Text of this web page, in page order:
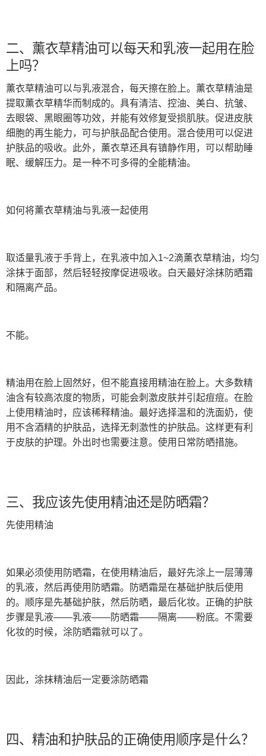
二、薰衣草精油可以每天和乳液一起用在脸
上吗？
薰衣草精油可以与乳液混合，每天擦在脸上。薰衣草精油是
提取薰衣草精华而制成的。具有清洁、控油、美白、抗皱、
去眼袋、黑眼圈等功效，并能有效修复受损肌肤。促进皮肤
细胞的再生能力，可与护肤品配合使用。混合使用可以促进
护肤品的吸收。此外，薰衣草还具有镇静作用，可以帮助睡
眠、缓解压力。是一种不可多得的全能精油。
如何将薰衣草精油与乳液一起使用
取适量乳液于手背上，在乳液中加入1~2滴薰衣草精油，均匀
涂抹于面部，然后轻轻按摩促进吸收。白天最好涂抹防晒霜
和隔离产品。
不能。
精油用在脸上固然好，但不能直接用精油在脸上。大多数精
油含有较高浓度的物质，可能会刺激皮肤并引起痘痘。在脸
上使用精油时，应该稀释精油。最好选择温和的洗面奶，使
用不含酒精的护肤品，选择无刺激性的护肤品。这样更有利
于皮肤的护理。外出时也需要注意。使用日常防晒措施。
三、我应该先使用精油还是防晒霜？
先使用精油
如果必须使用防晒霜，在使用精油后，最好先涂上一层薄薄
的乳液，然后再使用防晒霜。防晒霜是在基础护肤后使用
的。顺序是先基础护肤，然后防晒，最后化妆。正确的护肤
步骤是乳液——乳液——防晒霜——隔离——粉底。不需要
化妆的时候，涂防晒霜就可以了。
因此，涂抹精油后一定要涂防晒霜
四、精油和护肤品的正确使用顺序是什么？